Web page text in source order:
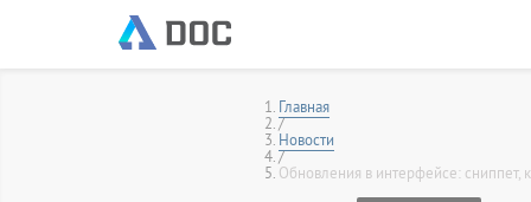
Главная
/
Новости
/
Обновления в интерфейсе: сниппет,